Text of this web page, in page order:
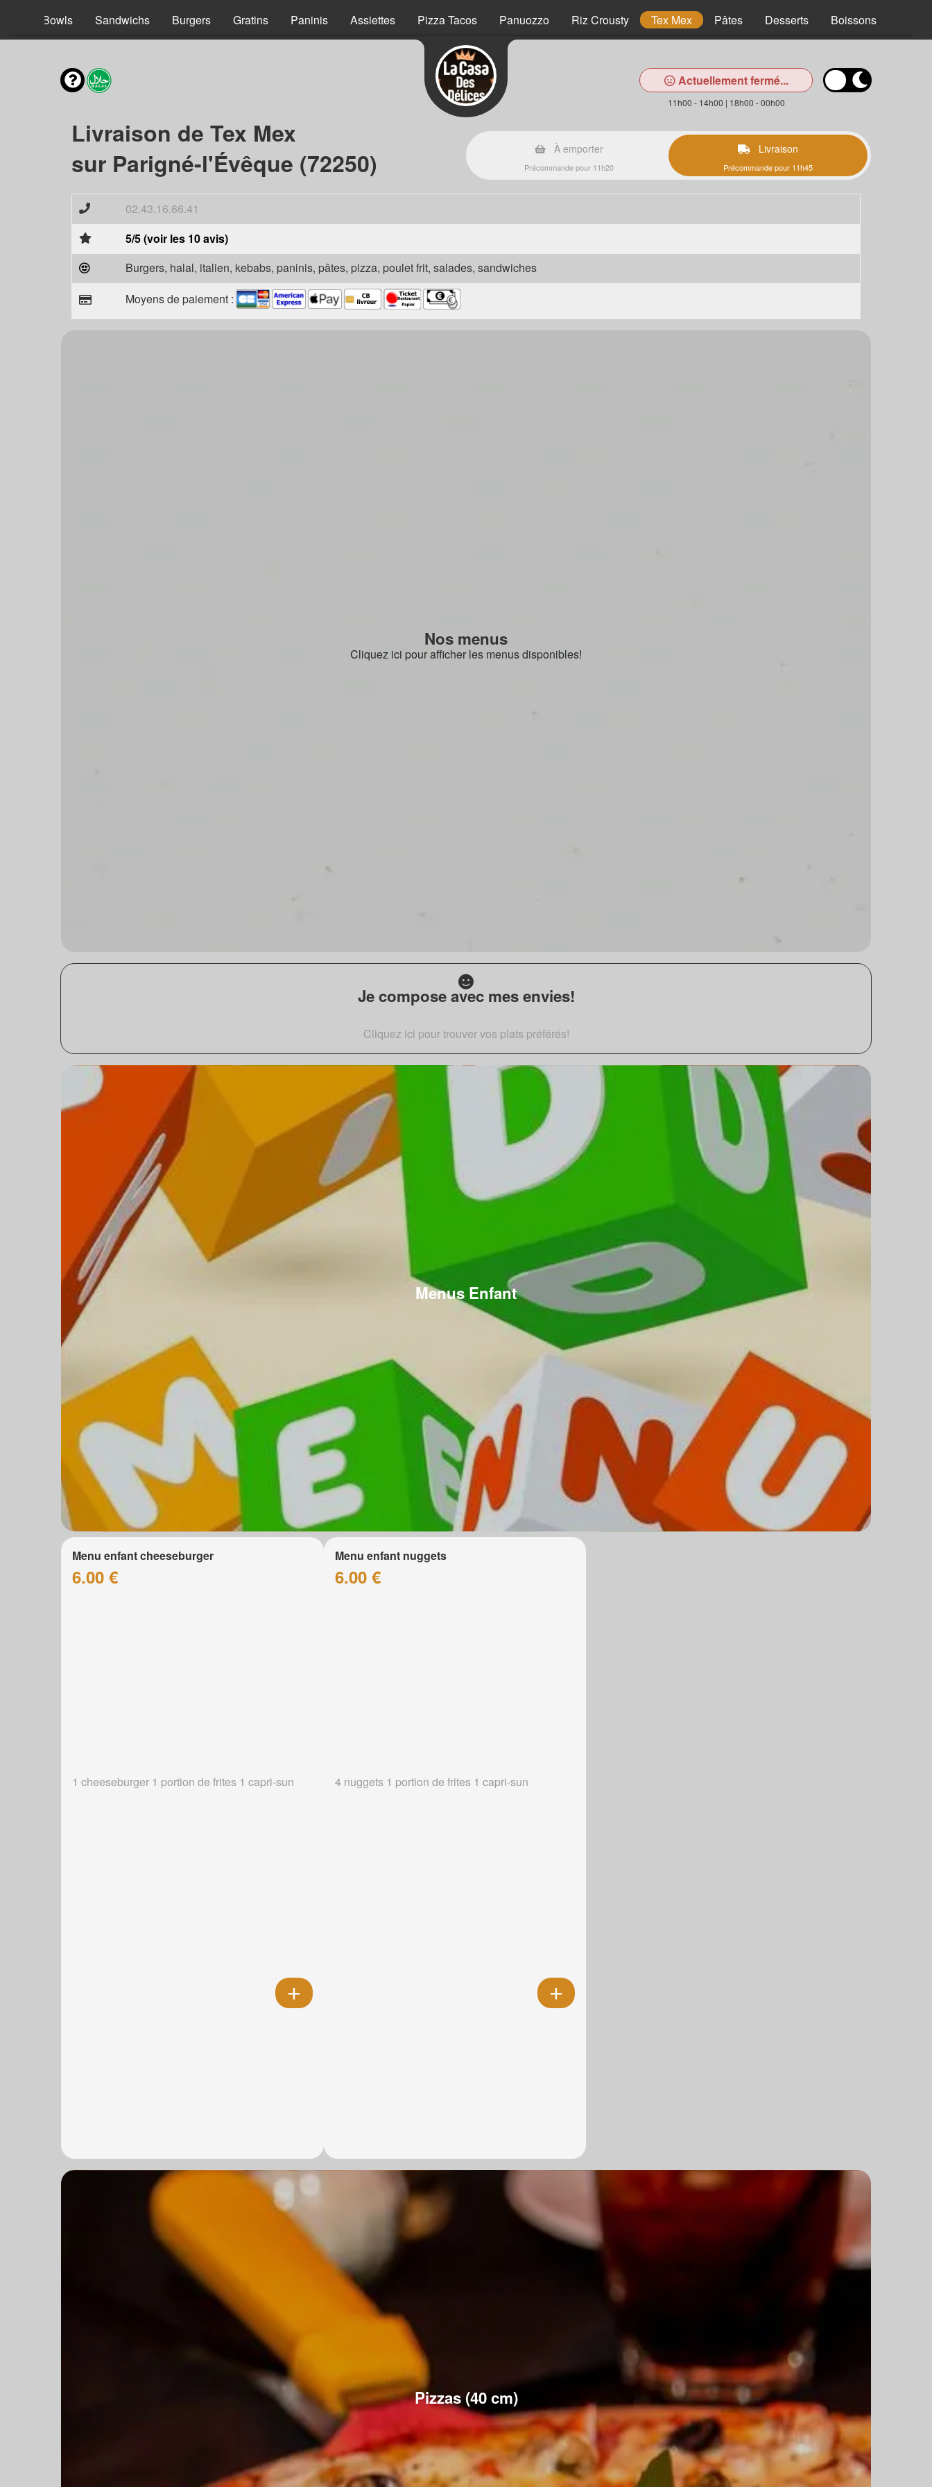
Bowls Sandwichs Burgers Gratins Paninis Assiettes Pizza Tacos Panuozzo Riz Crousty Tex Mex Pâtes Desserts Boissons
Actuellement fermé...
11h00 - 14h00 | 18h00 - 00h00
Livraison de Tex Mex
sur Parigné-l'Évêque (72250)
À emporter
Précommande pour 11h20
Livraison
Précommande pour 11h45
02.43.16.66.41
5/5 (voir les 10 avis)
Burgers, halal, italien, kebabs, paninis, pâtes, pizza, poulet frit, salades, sandwiches
Moyens de paiement :
Nos menus
Cliquez ici pour afficher les menus disponibles!
Je compose avec mes envies!
Cliquez ici pour trouver vos plats préférés!
Menus Enfant
Menu enfant cheeseburger
6.00 €
1 cheeseburger 1 portion de frites 1 capri-sun
Menu enfant nuggets
6.00 €
4 nuggets 1 portion de frites 1 capri-sun
Pizzas (40 cm)